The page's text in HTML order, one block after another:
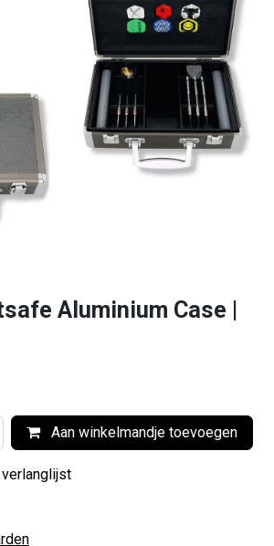
Aluminium Case |
Aan winkelmandje toevoegen